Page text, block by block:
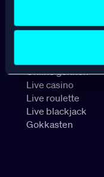
Sociale media
Online gokken
Live casino
Live roulette
Live blackjack
Gokkasten